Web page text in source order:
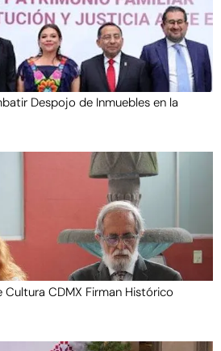
Despojo de Inmuebles en la
Cultura CDMX Firman Histórico